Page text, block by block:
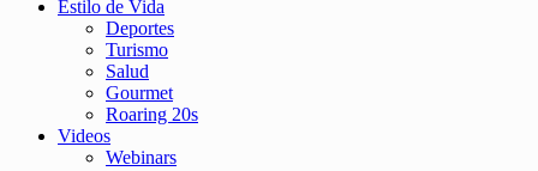
Estilo de Vida
Deportes
Turismo
Salud
Gourmet
Roaring 20s
Videos
Webinars